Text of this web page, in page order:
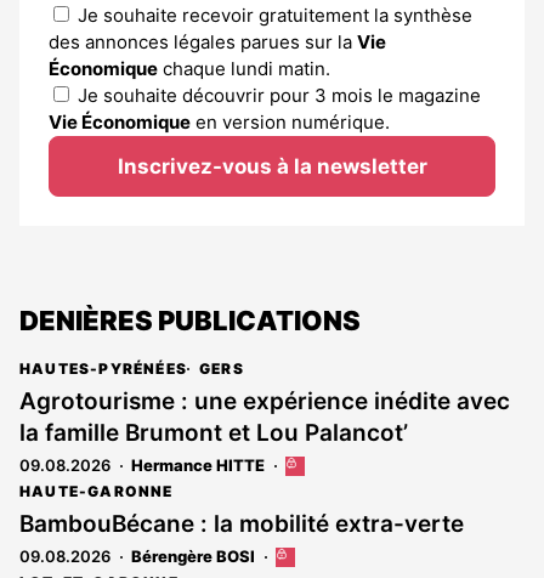
Je souhaite recevoir gratuitement la synthèse
des annonces légales parues sur la Vie
Économique chaque lundi matin.
Je souhaite découvrir pour 3 mois le magazine
Vie Économique en version numérique.
Inscrivez-vous à la newsletter
DENIÈRES PUBLICATIONS
HAUTES-PYRÉNÉES GERS
Agrotourisme : une expérience inédite avec
la famille Brumont et Lou Palancot’
09.08.2026 Hermance HITTE
Cet
est
réservé
aux
HAUTE-GARONNE
BambouBécane : la mobilité extra-verte
09.08.2026 Bérengère BOSI
Cet